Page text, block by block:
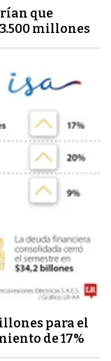
que
millones
para el
de 17%